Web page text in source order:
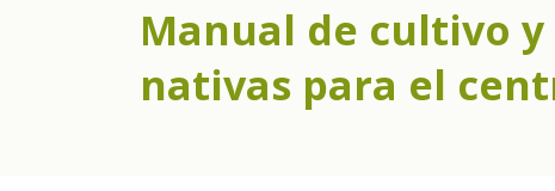
Manual de cultivo
nativas para el